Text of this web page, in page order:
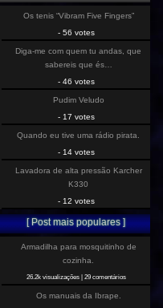
Os tenis “Vibram Five Fingers”
- 56 votes
Diga-me com quem tu andas, que
sabereis que és…
- 46 votes
Pudim Veludo
- 17 votes
Quando eu tive uma rádio pirata.
- 14 votes
Lavadora de alta pressão Karcher
K330
- 12 votes
[ Post mais populares ]
Armadilha para mosquitinho de
cozinha.
26.2k visualizações| 29 comentários
Os manuais da Ibrape.